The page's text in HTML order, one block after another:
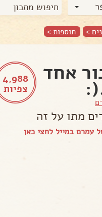
> תוספות >
4,988
צפיות
אחד
מתו על זה
עמרם במייל לחצי כאן